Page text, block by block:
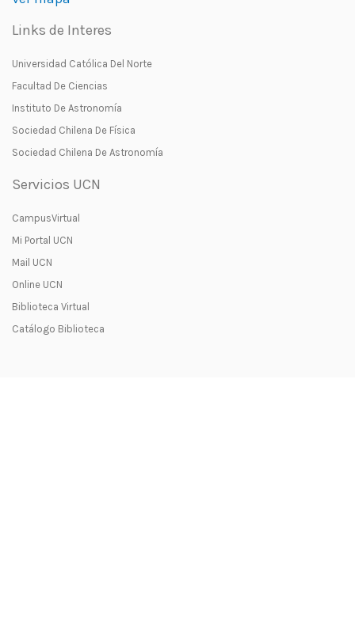
Links de Interes
Universidad Católica Del Norte
Facultad De Ciencias
Instituto De Astronomía
Sociedad Chilena De Física
Sociedad Chilena De Astronomía
Servicios UCN
CampusVirtual
Mi Portal UCN
Mail UCN
Online UCN
Biblioteca Virtual
Catálogo Biblioteca